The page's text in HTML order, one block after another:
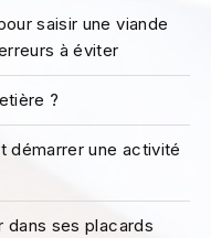
saisir une viande
à éviter
?
démarrer une activité
dans ses placards